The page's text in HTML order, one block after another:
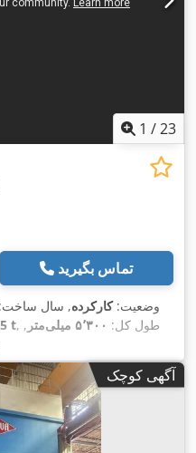
1 /23
تماس بگیرید
وضعیت:کارکرده, سال ساخت:
۱٬۲۰۰ t , طول کل: ۵٬۳۰۰ میلی‌متر
,
آگهی کوچک